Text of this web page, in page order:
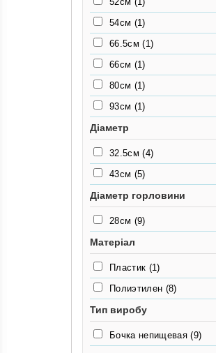
54см (1)
66.5см(1)
66см (1)
80см (1)
93см (1)
Діаметр
32.5см(4)
43см (5)
Діаметр горловини
28см (9)
Матеріал
Пластик (1)
Полиэтилен (8)
Тип виробу
Бочка непищевая(9)